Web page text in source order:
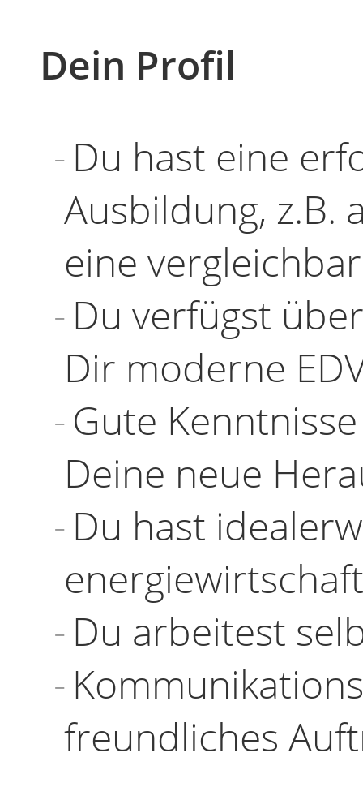
Dein Profil
Du hast eine
Ausbildung,
eine
Du verfügst
Dir moderne
Gute
Deine neue
Du hast
Du arbeitest
freundliches